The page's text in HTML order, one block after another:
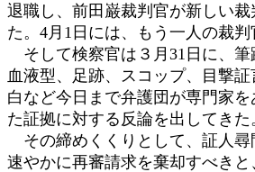
退職し、前田巌裁判官が新しい裁
た。4月1日には、もう一人の裁判
そして検察官は３月31日に、筆
血液型、足跡、スコップ、目撃
白など今日まで弁護団が専門家を
た証拠に対する反論を出してきた
その締めくくりとして、証人尋
速やかに再審請求を棄却すべき